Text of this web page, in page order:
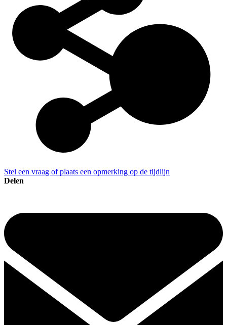
Stel een vraag of plaats een opmerking op de tijdlijn
Delen